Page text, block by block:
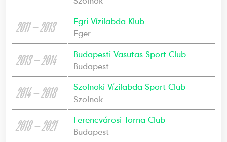
2011 — 2013
Egri Vízilabda Klub
Eger
2013 — 2014
Budapesti Vasutas Sport Club
Budapest
2014 — 2018
Szolnoki Vízilabda Sport Club
Szolnok
2018 — 2021
Ferencvárosi Torna Club
Budapest